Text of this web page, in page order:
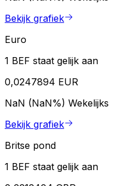
Bekijk grafiek
Euro
1 BEF staat gelijk aan
0,0247894 EUR
NaN (NaN%) Wekelijks
Bekijk grafiek
Britse pond
1 BEF staat gelijk aan